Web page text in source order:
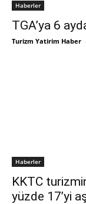
Haberler
TGA’ya 6
Turizm Yatirim Haber -
Haberler
KKTC
yüzde 17’yi